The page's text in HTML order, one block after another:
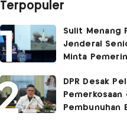
Terpopuler
Sulit Menang
Jenderal
Minta
Lawan Iran
DPR Desak
Pemerkosaan
Pembunuhan